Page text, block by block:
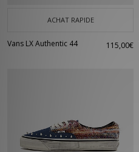
ACHAT RAPIDE
Vans LX Authentic 44 115,00€